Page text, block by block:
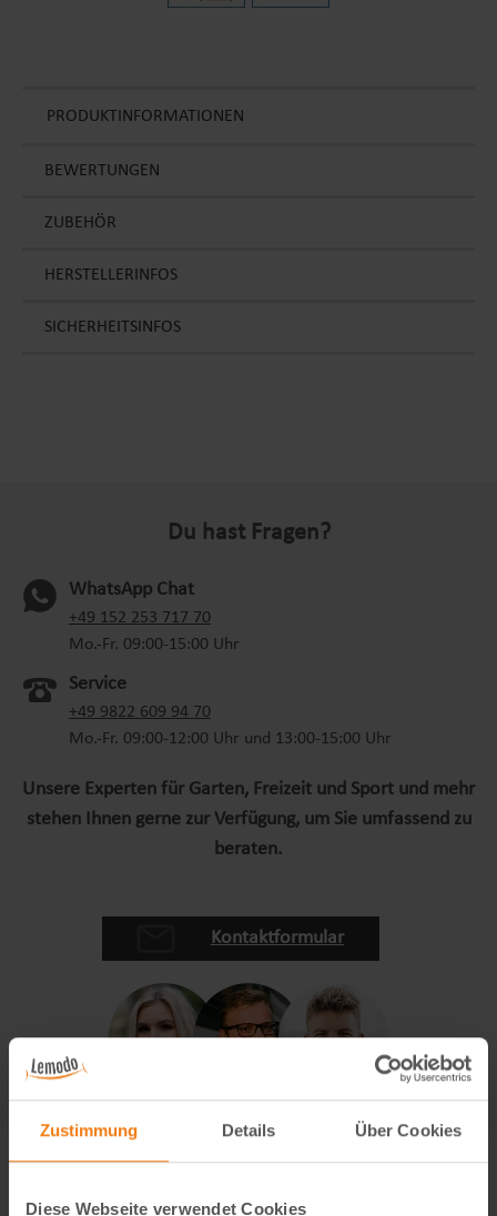
Zustimmung Details Über Cookies
Diese Webseite verwendet Cookies
PRODUKTINFORMATIONEN
BEWERTUNGEN
ZUBEHÖR
HERSTELLERINFOS
SICHERHEITSINFOS
Du hast Fragen?
WhatsApp Chat
+49 152 253 717 70
Mo.-Fr. 09:00-15:00 Uhr
Service
+49 9822 609 94 70
Mo.-Fr. 09:00-12:00 Uhr und 13:00-15:00 Uhr
Unsere Experten für Garten, Freizeit und Sport und mehr
stehen Ihnen gerne zur Verfügung, um Sie umfassend zu
beraten.
Kontaktformular